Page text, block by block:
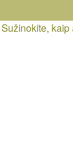
Sužinokite,